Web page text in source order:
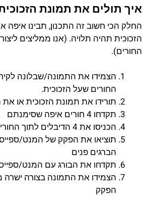
איך תולים את תמונת
החלק הכי חשוב זה התכנון, תבינו
הזכוכית תהיה תלויה. (אנו ממליצים
החורים).
הצמידו את התמונה/שבלונה
החורים שעל הזכוכית.
תורידו את תמונת הזכוכית או
תקדחו 4 חורים איפה שסימנתם
הכניסו את 4 הדיבלים לתוך החורים
תוציאו את הפקק של המנט/
הברגים פנים
תקדחו את הבורג עם המנט/ספייסר ל-4
הצמידו את התמונה בצורה ישרה
הפקק